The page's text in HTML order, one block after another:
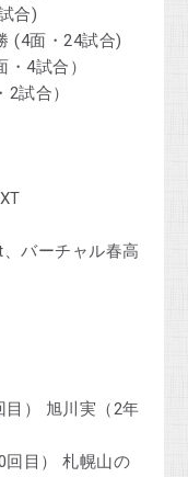
合)
(4面・24試合)
4試合）
試合）
バーチャル春高
目） 旭川実（2年
回目） 札幌山の